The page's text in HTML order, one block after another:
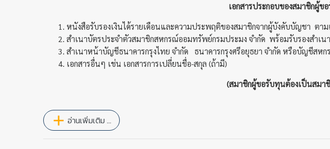
เอกสารประกอบของสมาชิกผู้ข
1. หนังสือรับรองเงินได้รายเดือนและความประพฤติของสมาชิกจากผู้บังคับบัญชา ต
2. สำเนาบัตรประจำตัวสมาชิกสหกรณ์ออมทรัพย์กรมประมง จำกัด พร้อมรับรองสำเน
3. สำเนาหน้าบัญชีธนาคารกรุงไทย จำกัด ธนาคารกรุงศรีอยุธยา จำกัด หรือบัญชีสห
4. เอกสารอื่นๆ เช่น เอกสารการเปลี่ยนชื่อ-สกุล (ถ้ามี)
(สมาชิกผู้ขอรับทุนต้องเป็นสมา
อ่านเพิ่มเติม …